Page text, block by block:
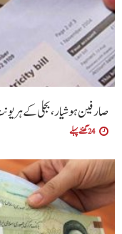
صارفین ہوشیار، بجلی کے ہر
24 گھنٹے پہلے